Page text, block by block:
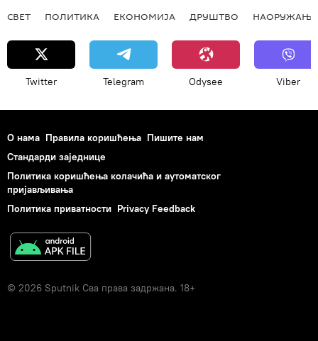
СВЕТ ПОЛИТИКА ЕКОНОМИЈА ДРУШТВО НАОРУЖАЊЕ
Twitter Telegram Odysee Viber
О нама Правила коришћења Пишите нам
Стандарди заједнице
Политика коришћења колачића и аутоматског
пријављивања
Политика приватности Privacy Feedback
© 2026 Sputnik Сва права задржана. 18+